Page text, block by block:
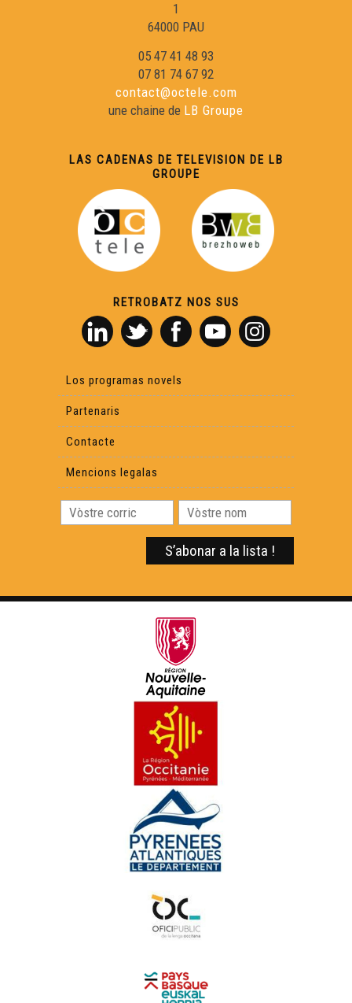
1
64000 PAU
05 47 41 48 93
07 81 74 67 92
contact@octele.com
une chaine de LB Groupe
LAS CADENAS DE TELEVISION DE LB
GROUPE
RETROBATZ NOS SUS
Los programas novels
Partenaris
Contacte
Mencions legalas